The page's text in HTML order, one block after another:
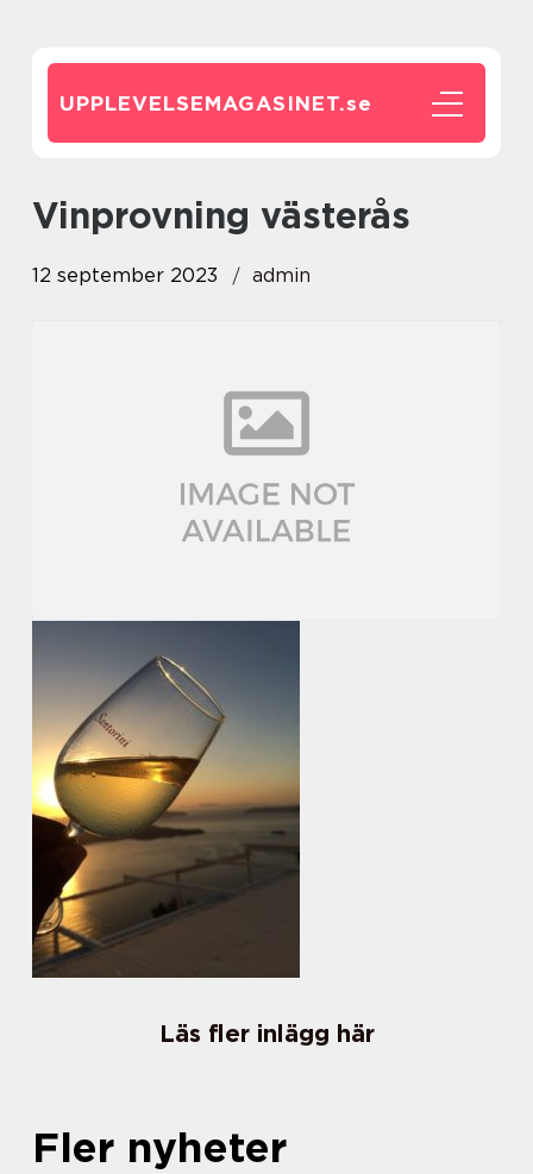
UPPLEVELSEMAGASINET.se
vinprovning västerås
12 september 2023 admin
Läs fler inlägg här
Fler nyheter